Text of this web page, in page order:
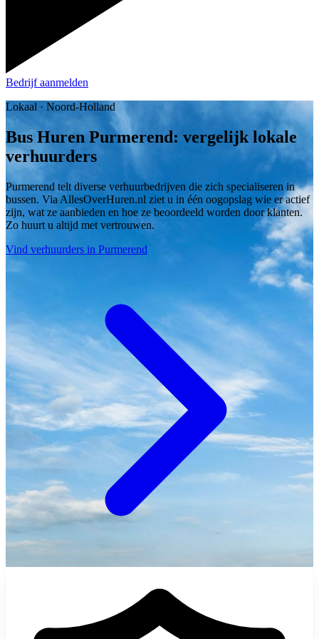
Bedrijf aanmelden
Lokaal · Noord-Holland
Bus Huren Purmerend: vergelijk lokale
verhuurders
Purmerend telt diverse verhuurbedrijven die zich specialiseren in
bussen. Via AllesOverHuren.nl ziet u in één oogopslag wie er actief
zijn, wat ze aanbieden en hoe ze beoordeeld worden door klanten.
Zo huurt u altijd met vertrouwen.
Vind verhuurders in Purmerend